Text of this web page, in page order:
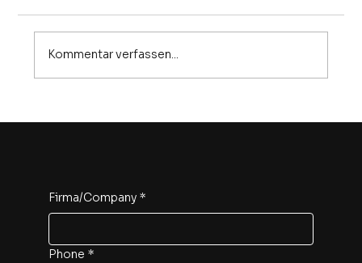
Kommentar verfassen...
Firma/Company *
Phone *